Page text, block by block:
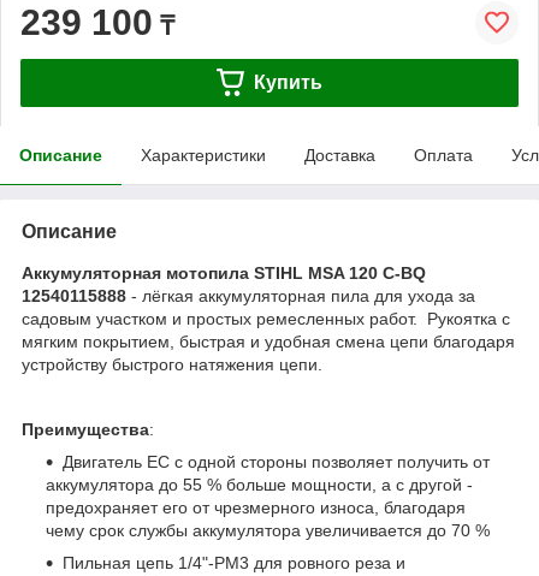
239 100 ₸
Купить
Описание Характеристики Доставка Оплата
Описание
Аккумуляторная мотопила STIHL MSA 120 C-BQ
12540115888 - лёгкая аккумуляторная пила для ухода за
садовым участком и простых ремесленных работ. Рукоятка с
мягким покрытием, быстрая и удобная смена цепи благодаря
устройству быстрого натяжения цепи.
Преимущества:
Двигатель EC с одной стороны позволяет получить от
аккумулятора до 55 % больше мощности, а с другой -
предохраняет его от чрезмерного износа, благодаря
чему срок службы аккумулятора увеличивается до 70 %
Пильная цепь 1/4"-PM3 для ровного реза и